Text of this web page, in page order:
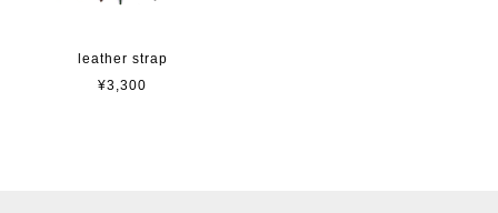
leather strap
¥3,300